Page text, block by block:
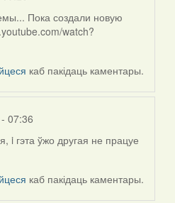
Пока создали новую
watch?
каб пакідаць каментары.
07:36
i гэта ўжо другая не працуе
каб пакідаць каментары.